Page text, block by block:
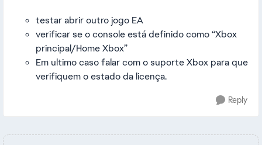
testar abrir outro jogo EA
verificar se o console está definido como “Xbox
principal/Home Xbox”
Em ultimo caso falar com o suporte Xbox para que
verifiquem o estado da licença.
Reply